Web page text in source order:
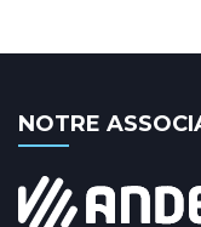
NOTRE